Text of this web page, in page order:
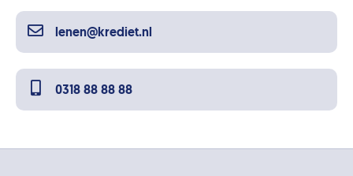
lenen@krediet.nl
0318 88 88 88